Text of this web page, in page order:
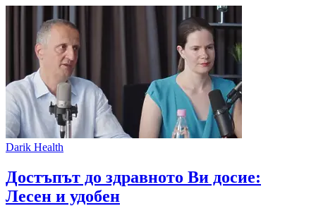
Darik Health
Достъпът до здравното Ви досие:
Лесен и удобен